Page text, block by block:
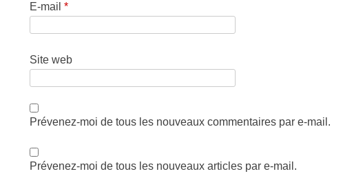
E-mail*
Site web
Prévenez-moi de tous les nouveaux commentaires par e-mail.
Prévenez-moi de tous les nouveaux articles par e-mail.